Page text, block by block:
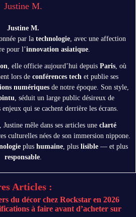
Justine M.
Justine M.
par la technologie , avec une affection
pour l’innovation asiatique
, elle officie aujourd’hui depuis Paris, où
lors de conférences tech et publie ses
numériques de notre époque. Son style,
, séduit un large public désireux de
qui se cachent derrière les écrans.
, Justine mêle dans ses articles une clarté
culturelles nées de son immersion nippone.
plus humaine , plus lisible — et plus
responsable
Articles :
du décor chez Rockstar en 2026
à faire avant d’acheter sur